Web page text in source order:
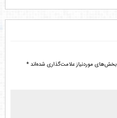
بخش‌های موردنیاز علامت‌گذاری شده‌اند*